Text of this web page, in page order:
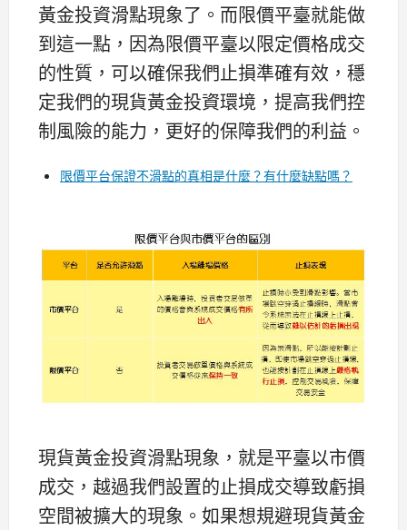
黃金投資滑點現象了。而限價平臺就能做
到這一點，因為限價平臺以限定價格成交
的性質，可以確保我們止損準確有效，穩
定我們的現貨黃金投資環境，提高我們控
制風險的能力，更好的保障我們的利益。
限價平台保證不滑點的真相是什麼？有什麼缺點嗎？
現貨黃金投資滑點現象，就是平臺以市價
成交，越過我們設置的止損成交導致虧損
空間被擴大的現象。如果想規避現貨黃金